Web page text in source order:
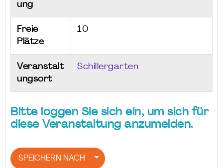
ung
Freie
Plätze
10
Veranstalt
ungsort
Schillergarten
Bitte loggen Sie sich ein, um sich für
diese Veranstaltung anzumelden.
SPEICHERN NACH